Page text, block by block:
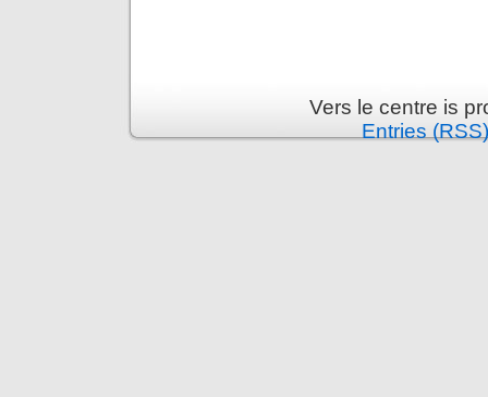
Vers le centre is
Entries (RSS)